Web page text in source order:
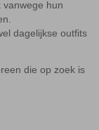
vanwege hun
dagelijkse outfits
die op zoek is